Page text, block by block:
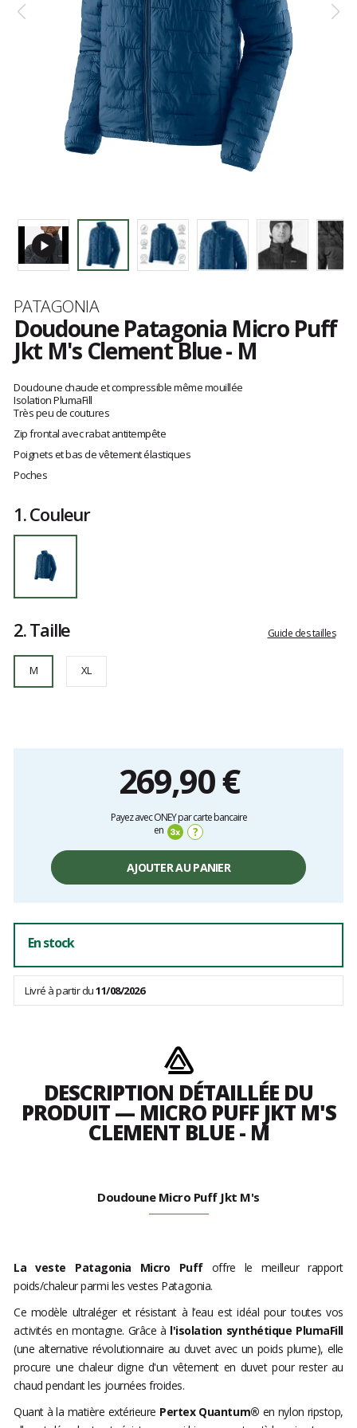
Marque
PATAGONIA
Doudoune Patagonia Micro Puff
Jkt M's Clement Blue - M
CLMB-
M
M
avis
clients
Doudoune chaude et compressible même mouillée
Isolation PlumaFill
Très peu de coutures
Zip frontal avec rabat antitempête
Poignets et bas de vêtement élastiques
Poches
1.Couleur
2.Taille Guide des tailles
M XL
269,90 €
Payez avec ONEY par carte bancaire
en
?
AJOUTER AU PANIER
En stock
Livré à partir du11/08/2026
DESCRIPTION DÉTAILLÉE DU
PRODUIT — MICRO PUFF JKT M'S
CLEMENT BLUE - M
Doudoune Micro Puff Jkt M's
La veste Patagonia Micro Puffoffre le meilleur rapport
poids/chaleur parmi les vestes Patagonia.
Ce modèle ultraléger et résistant à l’eau est idéal pour toutes vos
activités en montagne. Grâce à l'isolation synthétique PlumaFill
(une alternative révolutionnaire au duvet avec un poids plume), elle
procure une chaleur digne d'un vêtement en duvet pour rester au
chaud pendant les journées froides.
Quant à la matière extérieure Pertex Quantum® en nylon ripstop,